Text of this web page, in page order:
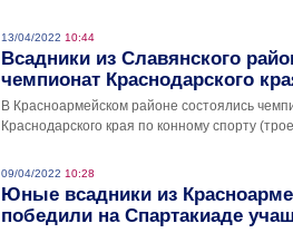
13/04/2022 10:44
Всадники из Славянского
чемпионат Краснодарского
В Красноармейском районе состоялись
Краснодарского края по конному спорту
09/04/2022 10:28
Юные всадники из
победили на Спартакиаде